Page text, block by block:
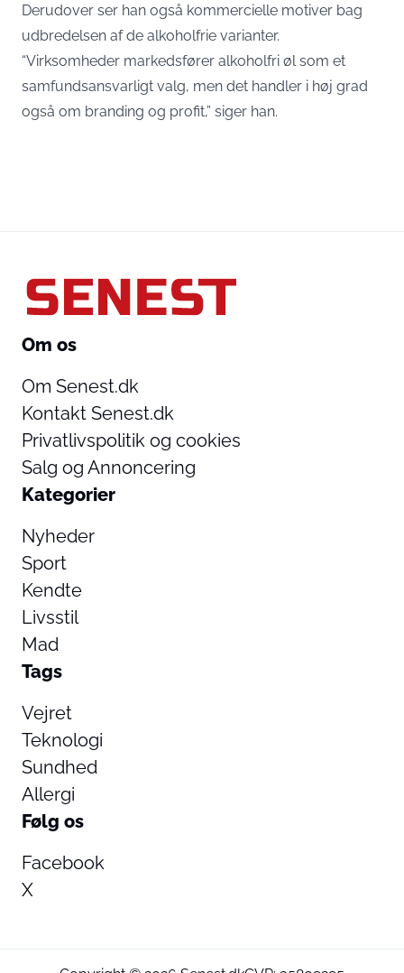
Derudover ser han også kommercielle motiver bag
udbredelsen af de alkoholfrie varianter.
“Virksomheder markedsfører alkoholfri øl som et
samfundsansvarligt valg, men det handler i høj grad
også om branding og profit,” siger han.
Om os
Om Senest.dk
Kontakt Senest.dk
Privatlivspolitik og cookies
Salg og Annoncering
Kategorier
Nyheder
Sport
Kendte
Livsstil
Mad
Tags
Vejret
Teknologi
Sundhed
Allergi
Følg os
Facebook
X